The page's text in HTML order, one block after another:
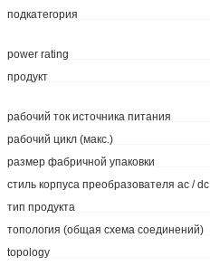
подкатегория
power rating
продукт
рабочий ток источника питания
рабочий цикл (макс.)
размер фабричной упаковки
стиль корпуса преобразователя ac / dc
тип продукта
топология (общая схема соединений)
topology